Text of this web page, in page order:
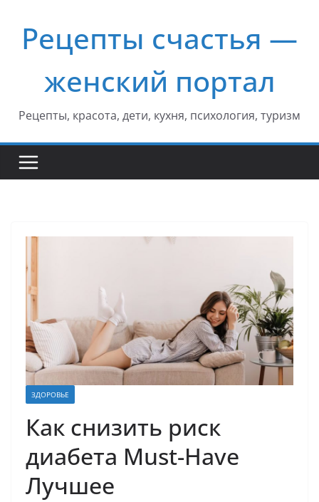
содержимому
Рецепты счастья —
женский портал
Рецепты, красота, дети, кухня, психология, туризм
ЗДОРОВЬЕ
Как снизить риск
диабета Must-Have
Лучшее